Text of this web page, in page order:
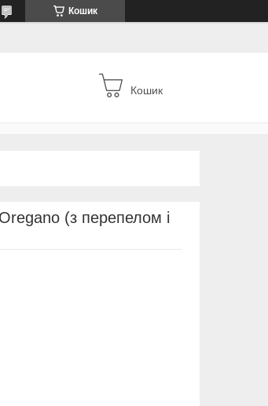
Кошик
Кошик
(з перепелом і